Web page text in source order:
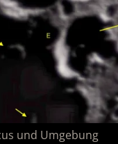
und Umgebung